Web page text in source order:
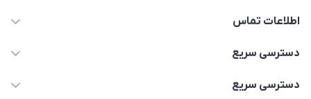
اطلاعات تماس
02166456492 - 09121933405
دسترسی سریع
خرید کیسه خواب
دسترسی سریع